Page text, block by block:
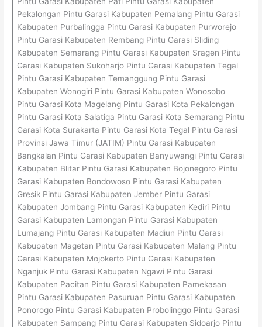
Pekalongan Pintu Garasi Kabupaten Pemalang Pintu Garasi
Kabupaten Purbalingga Pintu Garasi Kabupaten Purworejo
Pintu Garasi Kabupaten Rembang Pintu Garasi Sliding
Kabupaten Semarang Pintu Garasi Kabupaten Sragen Pintu
Garasi Kabupaten Sukoharjo Pintu Garasi Kabupaten Tegal
Pintu Garasi Kabupaten Temanggung Pintu Garasi
Kabupaten Wonogiri Pintu Garasi Kabupaten Wonosobo
Pintu Garasi Kota Magelang Pintu Garasi Kota Pekalongan
Pintu Garasi Kota Salatiga Pintu Garasi Kota Semarang Pintu
Garasi Kota Surakarta Pintu Garasi Kota Tegal Pintu Garasi
Provinsi Jawa Timur (JATIM) Pintu Garasi Kabupaten
Bangkalan Pintu Garasi Kabupaten Banyuwangi Pintu Garasi
Kabupaten Blitar Pintu Garasi Kabupaten Bojonegoro Pintu
Garasi Kabupaten Bondowoso Pintu Garasi Kabupaten
Gresik Pintu Garasi Kabupaten Jember Pintu Garasi
Kabupaten Jombang Pintu Garasi Kabupaten Kediri Pintu
Garasi Kabupaten Lamongan Pintu Garasi Kabupaten
Lumajang Pintu Garasi Kabupaten Madiun Pintu Garasi
Kabupaten Magetan Pintu Garasi Kabupaten Malang Pintu
Garasi Kabupaten Mojokerto Pintu Garasi Kabupaten
Nganjuk Pintu Garasi Kabupaten Ngawi Pintu Garasi
Kabupaten Pacitan Pintu Garasi Kabupaten Pamekasan
Pintu Garasi Kabupaten Pasuruan Pintu Garasi Kabupaten
Ponorogo Pintu Garasi Kabupaten Probolinggo Pintu Garasi
Kabupaten Sampang Pintu Garasi Kabupaten Sidoarjo Pintu